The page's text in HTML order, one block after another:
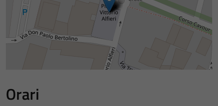
Orari